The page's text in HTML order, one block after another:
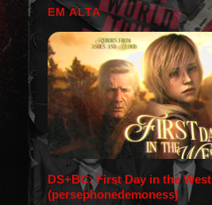
EM ALTA
DS+BC: First Day in the West
(persephonedemoness)